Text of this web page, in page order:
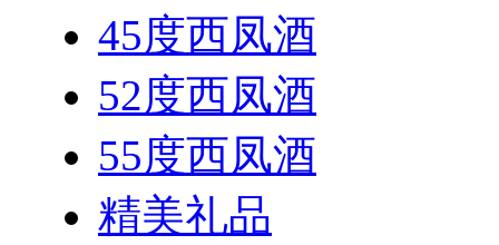
45度西凤酒
52度西凤酒
55度西凤酒
精美礼品